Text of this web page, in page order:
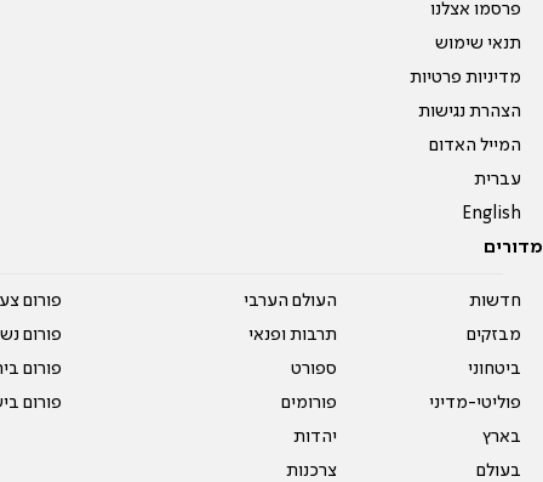
פרסמו אצלנו
תנאי שימוש
מדיניות פרטיות
הצהרת נגישות
המייל האדום
עברית
English
מדורים
חדשות
מבזקים
ביטחוני
פוליטי-מדיני
בארץ
בעולם
העולם הערבי
תרבות ופנאי
ספורט
פורומים
יהדות
צרכנות
פורום
פורום
פורום
פורום